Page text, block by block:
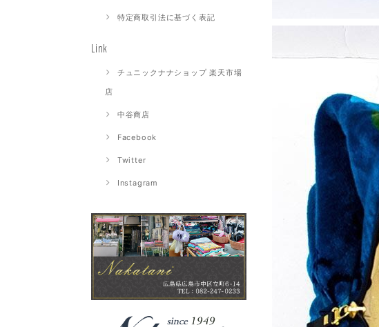
特定商取引法に基づく表記
Link
チュニックナナショップ 楽天市場
店
中谷商店
Facebook
Twitter
Instagram